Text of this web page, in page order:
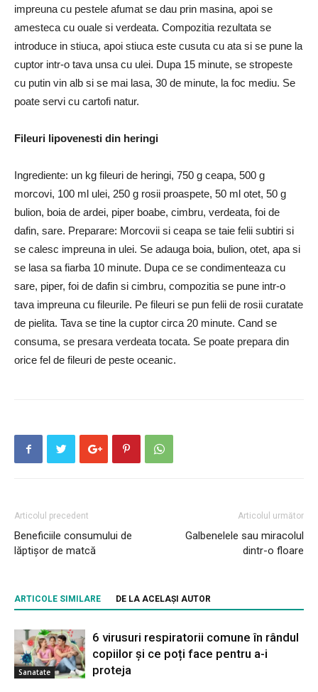
impreuna cu pestele afumat se dau prin masina, apoi se
amesteca cu ouale si verdeata. Compozitia rezultata se
introduce in stiuca, apoi stiuca este cusuta cu ata si se pune la
cuptor intr-o tava unsa cu ulei. Dupa 15 minute, se stropeste
cu putin vin alb si se mai lasa, 30 de minute, la foc mediu. Se
poate servi cu cartofi natur.
Fileuri lipovenesti din heringi
Ingrediente: un kg fileuri de heringi, 750 g ceapa, 500 g
morcovi, 100 ml ulei, 250 g rosii proaspete, 50 ml otet, 50 g
bulion, boia de ardei, piper boabe, cimbru, verdeata, foi de
dafin, sare. Preparare: Morcovii si ceapa se taie felii subtiri si
se calesc impreuna in ulei. Se adauga boia, bulion, otet, apa si
se lasa sa fiarba 10 minute. Dupa ce se condimenteaza cu
sare, piper, foi de dafin si cimbru, compozitia se pune intr-o
tava impreuna cu fileurile. Pe fileuri se pun felii de rosii curatate
de pielita. Tava se tine la cuptor circa 20 minute. Cand se
consuma, se presara verdeata tocata. Se poate prepara din
orice fel de fileuri de peste oceanic.
Articolul precedent
Beneficiile consumului de
lăptișor de matcă
Articolul următor
Galbenelele sau miracolul
dintr-o floare
ARTICOLE SIMILARE DE LA ACELAȘI AUTOR
Sanatate
6 virusuri respiratorii comune în rândul
copiilor și ce poți face pentru a-i
proteja